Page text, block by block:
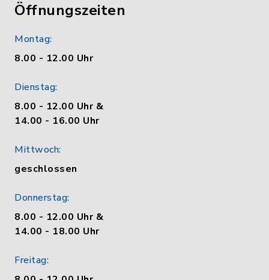
Öffnungszeiten
Montag:
8.00 - 12.00 Uhr
Dienstag:
8.00 - 12.00 Uhr &
14.00 - 16.00 Uhr
Mittwoch:
geschlossen
Donnerstag:
8.00 - 12.00 Uhr &
14.00 - 18.00 Uhr
Freitag: